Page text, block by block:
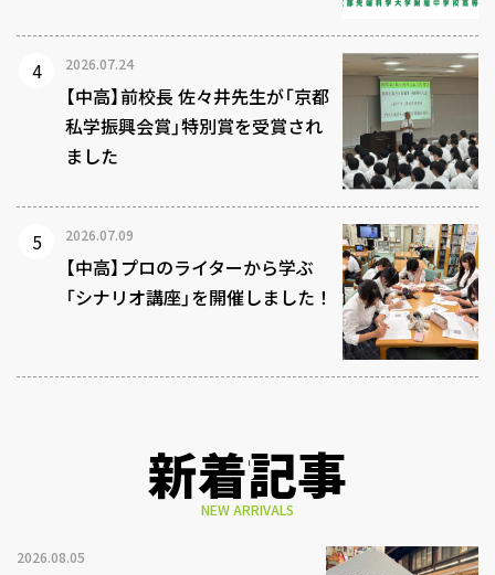
2026.07.24
【中高】前校長 佐々井先生が「京都
私学振興会賞」特別賞を受賞され
ました
2026.07.09
【中高】プロのライターから学ぶ
「シナリオ講座」を開催しました！
新着記事
NEW ARRIVALS
2026.08.05